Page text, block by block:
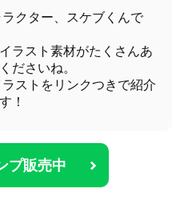
クター、スケブくんで
ラスト素材がたくさんあ
ださいね。
ストをリンクつきで紹介
！
プ販売中